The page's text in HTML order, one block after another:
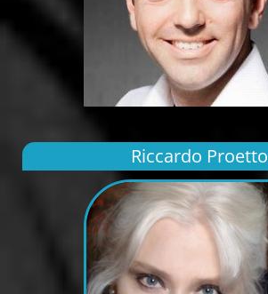
Riccardo Proetto